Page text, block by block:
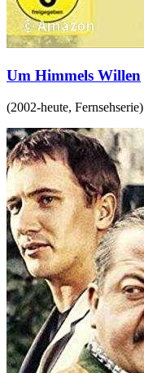
Um Himmels Willen
(2002-heute, Fernsehserie)